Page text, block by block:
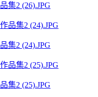
集2 (26).JPG
集2 (24).JPG
集2 (25).JPG